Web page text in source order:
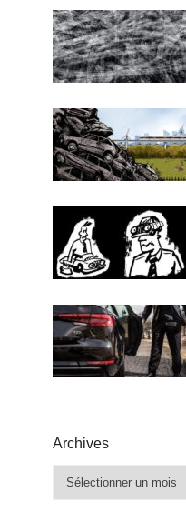
Archives
Archives